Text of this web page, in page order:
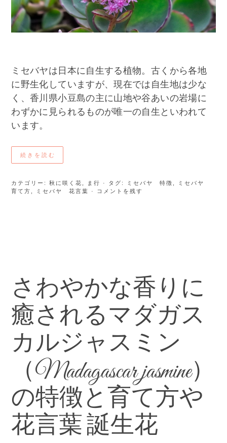
ミセバヤは日本に自生する植物。古くから各地
に野生化していますが、現在では自生地は少な
く、香川県小豆島の主に山地や谷あいの岩場に
わずかに見られるものが唯一の自生といわれて
います。
続きを読む
カテゴリー:秋に咲く花 ま行 · タグ: ミセバヤ 特徴
ミセバヤ
育て方
ミセバヤ 花言葉 · コメントを残す
さわやかな香りに
癒されるマダガス
カルジャスミン
（Madagascar jasmine）
の特徴と育て方や
花言葉 誕生花